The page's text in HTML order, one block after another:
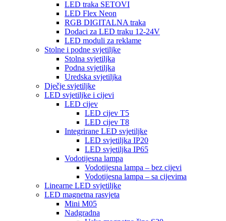
LED traka SETOVI
LED Flex Neon
RGB DIGITALNA traka
Dodaci za LED traku 12-24V
LED moduli za reklame
Stolne i podne svjetiljke
Stolna svjetiljka
Podna svjetiljka
Uredska svjetiljka
Dječje svjetiljke
LED svjetiljke i cijevi
LED cijev
LED cijev T5
LED cijev T8
Integrirane LED svjetiljke
LED svjetiljka IP20
LED svjetiljka IP65
Vodotijesna lampa
Vodotijesna lampa – bez cijevi
Vodotijesna lampa – sa cijevima
Linearne LED svjetiljke
LED magnetna rasvjeta
Mini M05
Nadgradna